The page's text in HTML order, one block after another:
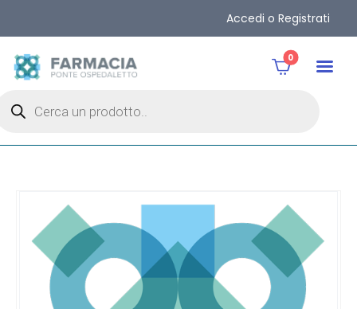
Accedi o Registrati
0